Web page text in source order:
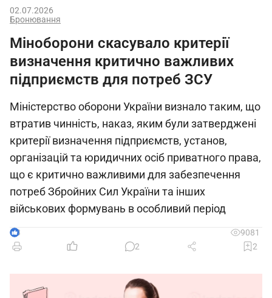
Бронювання
02.07.2026
Міноборони скасувало критерії
визначення критично важливих
підприємств для потреб ЗСУ
Міністерство оборони України визнало таким, що
втратив чинність, наказ, яким були затверджені
критерії визначення підприємств, установ,
організацій та юридичних осіб приватного права,
що є критично важливими для забезпечення
потреб Збройних Сил України та інших
військових формувань в особливий період
3
9081
2
2